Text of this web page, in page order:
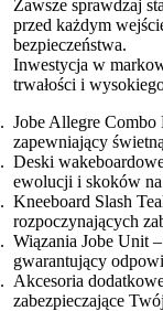
Zawsze sprawdzaj
przed każdym
bezpieczeństwa.
Inwestycja w
trwałości i
Jobe Allegre Combo
zapewniający
Deski
ewolucji i skoków
Kneeboard Slash
rozpoczynających
Wiązania Jobe Unit
gwarantujący
Akcesoria
zabezpieczające